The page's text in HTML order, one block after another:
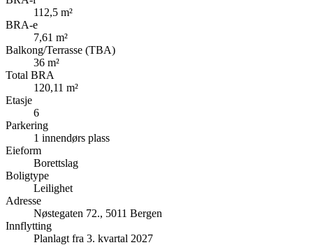
112,5 m²
BRA-e
7,61 m²
Balkong/Terrasse (TBA)
36 m²
Total BRA
120,11 m²
Etasje
6
Parkering
1 innendørs plass
Eieform
Borettslag
Boligtype
Leilighet
Adresse
Nøstegaten 72., 5011 Bergen
Innflytting
Planlagt fra 3. kvartal 2027